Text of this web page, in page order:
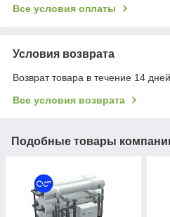
Все условия оплаты
Условия возврата
Возврат товара в течение 14
Все условия возврата
Подобные товары